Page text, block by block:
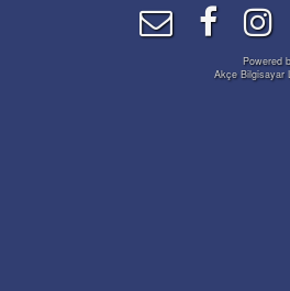
Powered
Akçe Bilgisayar